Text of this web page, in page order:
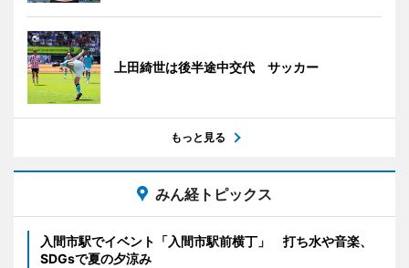
上田綺世は後半途中交代 サッカー
もっと見る
みん経トピックス
入間市駅でイベント「入間市駅前横丁」 打ち水や音楽、
SDGsで夏の夕涼み